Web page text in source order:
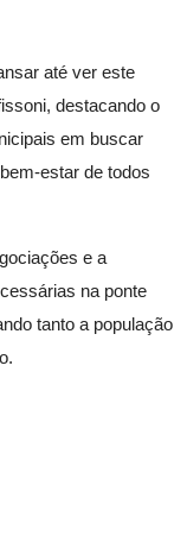
até ver este
destacando o
em buscar
estar de todos
e a
na ponte
tanto a população